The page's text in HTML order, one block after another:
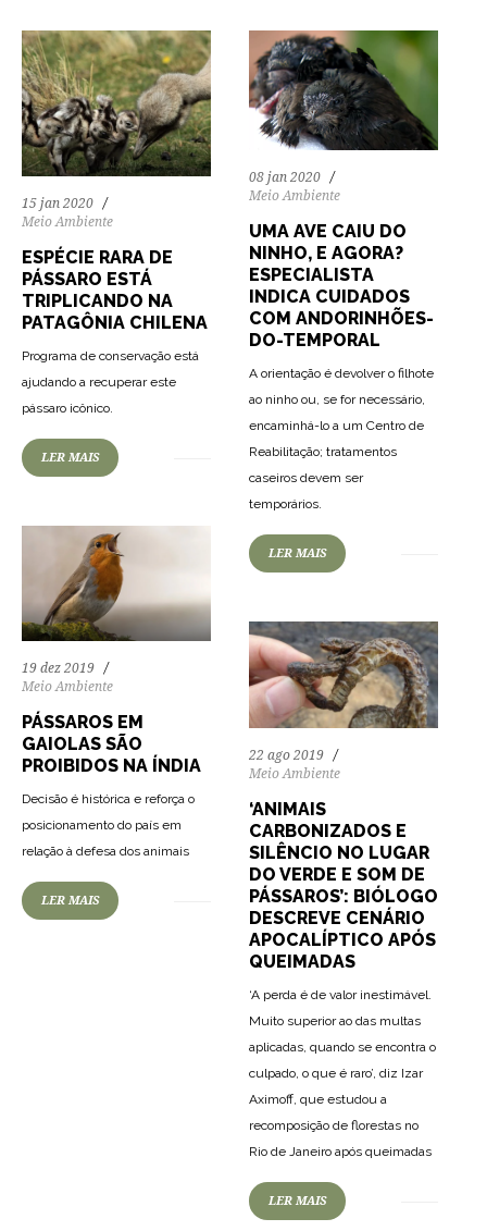
15 jan 2020
Meio Ambiente
ESPÉCIE RARA DE
PÁSSARO ESTÁ
TRIPLICANDO NA
PATAGÔNIA CHILENA
Programa de conservação está
ajudando a recuperar este
pássaro icônico.
LER MAIS
08 jan 2020
Meio Ambiente
UMA AVE CAIU DO
NINHO, E AGORA?
ESPECIALISTA
INDICA CUIDADOS
COM ANDORINHÕES-
DO-TEMPORAL
A orientação é devolver o filhote
ao ninho ou, se for necessário,
encaminhá-lo a um Centro de
Reabilitação; tratamentos
caseiros devem ser
temporários.
LER MAIS
19 dez 2019
Meio Ambiente
PÁSSAROS EM
GAIOLAS SÃO
PROIBIDOS NA ÍNDIA
Decisão é histórica e reforça o
posicionamento do país em
relação à defesa dos animais
LER MAIS
22 ago 2019
Meio Ambiente
‘ANIMAIS
CARBONIZADOS E
SILÊNCIO NO LUGAR
DO VERDE E SOM DE
PÁSSAROS’: BIÓLOGO
DESCREVE CENÁRIO
APOCALÍPTICO APÓS
QUEIMADAS
‘A perda é de valor inestimável.
Muito superior ao das multas
aplicadas, quando se encontra o
culpado, o que é raro’, diz Izar
Aximoff, que estudou a
recomposição de florestas no
Rio de Janeiro após queimadas
LER MAIS